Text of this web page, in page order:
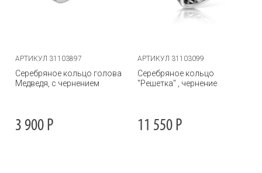
АРТИКУЛ 31103897
Серебряное кольцо голова
Медведя, с чернением
3 900 Р
АРТИКУЛ 31103099
Серебряное кольцо
"Решетка" , чернение
11 550 Р